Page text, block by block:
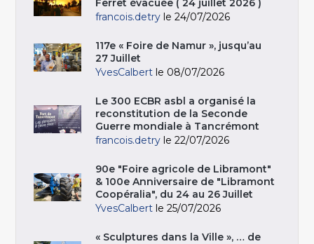
Ferret évacuée ( 24 juillet 2026 )
francois.detry le 24/07/2026
117e « Foire de Namur », jusqu’au
27 Juillet
YvesCalbert le 08/07/2026
Le 300 ECBR asbl a organisé la
reconstitution de la Seconde
Guerre mondiale à Tancrémont
francois.detry le 22/07/2026
90e "Foire agricole de Libramont"
& 100e Anniversaire de "Libramont
Coopéralia", du 24 au 26 Juillet
YvesCalbert le 25/07/2026
« Sculptures dans la Ville », … de